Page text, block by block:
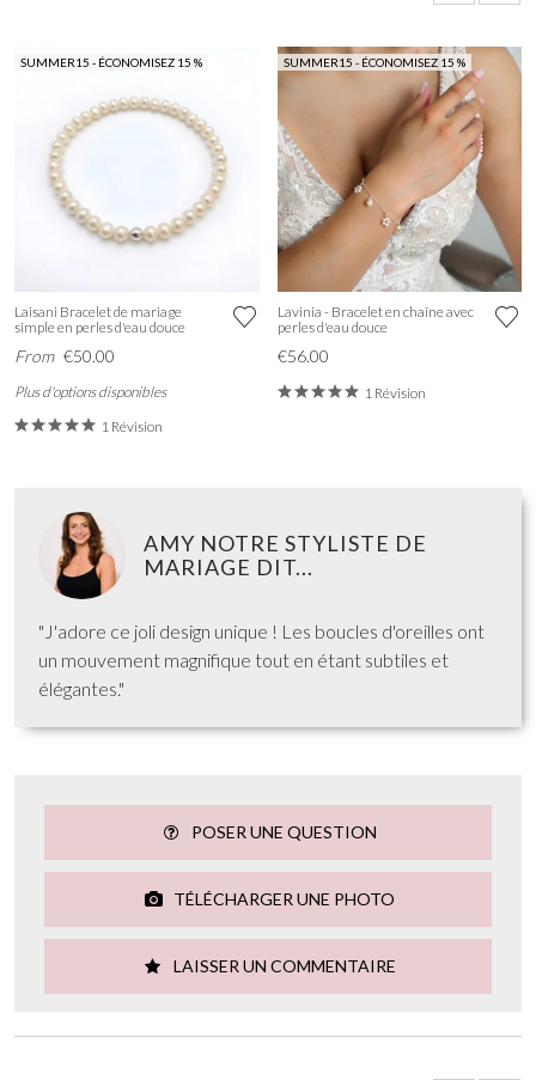
SUMMER15 - ÉCONOMISEZ 15 %
Laisani Bracelet de mariage
simple en perles d'eau douce
From €50.00
Plus d'options disponibles
1 Révision
SUMMER15 - ÉCONOMISEZ 15 %
Lavinia - Bracelet en chaîne avec
perles d'eau douce
€56.00
1 Révision
AMY NOTRE STYLISTE DE
MARIAGE DIT...
"J'adore ce joli design unique ! Les boucles d'oreilles ont
un mouvement magnifique tout en étant subtiles et
élégantes."
POSER UNE QUESTION
TÉLÉCHARGER UNE PHOTO
LAISSER UN COMMENTAIRE